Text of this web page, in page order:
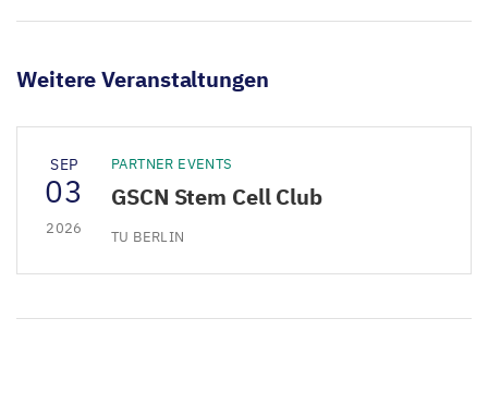
Weitere Veranstaltungen
SEP
03
2026
PARTNER EVENTS
GSCN Stem Cell Club
TU BERLIN